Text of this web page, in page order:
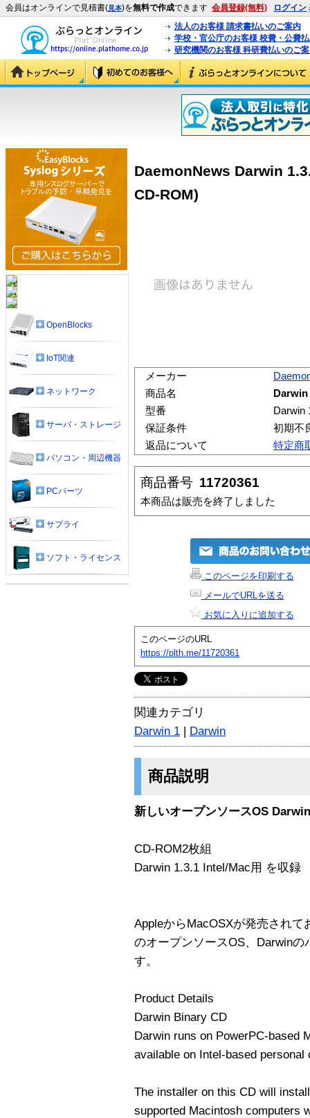
会員はオンラインで見積書(見本)を無料で作成できます 会員登録(無料) ログイン
法人のお客様 請求書払いのご案内
学校・官公庁のお客様 校費・公費
研究機関のお客様 科研費払いのご
DaemonNews Darwin
CD-ROM)
メーカー
商品名
型番
Darwin
保証条件
初期不
返品について
特定商
商品番号 11720361
本商品は販売を終了しました
このページを印刷する
メールでURLを送る
お気に入りに追加する
このページのURL
https://plth.me/11720361
関連カテゴリ
Darwin 1 | Darwin
商品説明
新しいオープンソースOS
CD-ROM2枚組
Darwin 1.3.1 Intel/Mac用 を収録
AppleからMacOSXが発売され
のオープンソースOS、Darwin
す。
Product Details
Darwin Binary CD
Darwin runs on PowerPC-based
available on Intel-based personal
The installer on this CD will
supported Macintosh computers
OpenBlocks
IoT関連
ネットワーク
サーバ・ストレージ
パソコン・周辺機器
PCパーツ
サプライ
ソフト・ライセンス